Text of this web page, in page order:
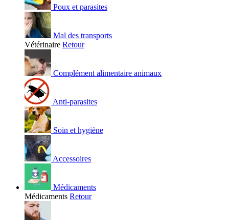
Poux et parasites
Mal des transports
Vétérinaire Retour
Complément alimentaire animaux
Anti-parasites
Soin et hygiène
Accessoires
Médicaments
Médicaments Retour